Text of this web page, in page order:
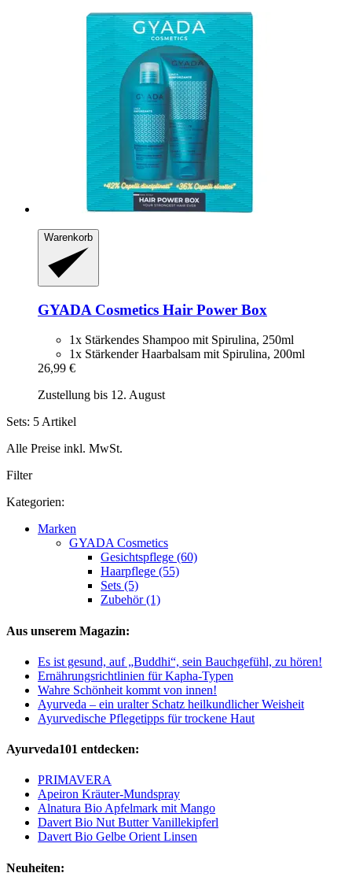
Warenkorb
GYADA Cosmetics Hair Power Box
1x Stärkendes Shampoo mit Spirulina, 250ml
1x Stärkender Haarbalsam mit Spirulina, 200ml
26,99 €
Zustellung bis 12. August
Sets: 5 Artikel
Alle Preise inkl. MwSt.
Filter
Kategorien:
Marken
GYADA Cosmetics
Gesichtspflege (60)
Haarpflege (55)
Sets (5)
Zubehör (1)
Aus unserem Magazin:
Es ist gesund, auf „Buddhi“, sein Bauchgefühl, zu hören!
Ernährungsrichtlinien für Kapha-Typen
Wahre Schönheit kommt von innen!
Ayurveda – ein uralter Schatz heilkundlicher Weisheit
Ayurvedische Pflegetipps für trockene Haut
Ayurveda101 entdecken:
PRIMAVERA
Apeiron Kräuter-Mundspray
Alnatura Bio Apfelmark mit Mango
Davert Bio Nut Butter Vanillekipferl
Davert Bio Gelbe Orient Linsen
Neuheiten: